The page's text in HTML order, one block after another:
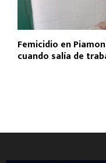
Femicidio en
cuando salía de